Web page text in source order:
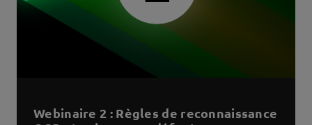
Webinaire 2 : Règles de reconnaissance